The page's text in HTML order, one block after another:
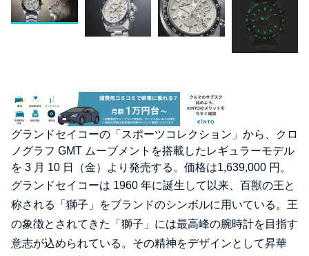
グランドセイコーの「スポーツコレクション」から、クロ
ノグラフ GMT ムーブメントを搭載したレギュラーモデル
を 3 月 10 日（金）より発売する。価格は1,639,000 円。
グランドセイコーは 1960 年に誕生して以来、百獣の王と
称される「獅子」をブランドのシンボルに用いている。王
の象徴とされてきた「獅子」には最高峰の腕時計を目指す
意志が込められている。その精神をデザインとして昇華